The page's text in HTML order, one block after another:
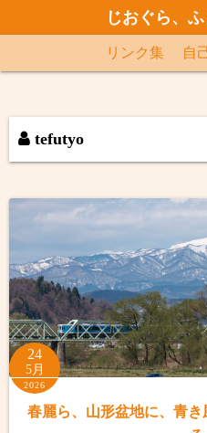
ン
ッ
じおぐら、
リンク集 自
tefutyo
24
5月
2026
春麗ら、山形盆地に、青